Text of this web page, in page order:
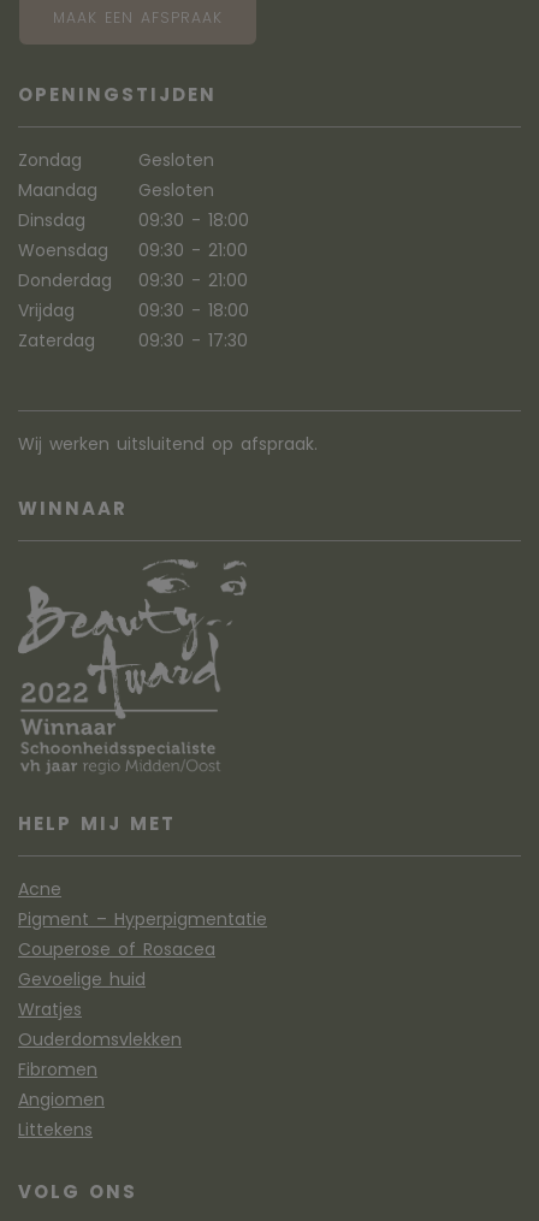
MAAK EEN AFSPRAAK
OPENINGSTIJDEN
Zondag
Gesloten
Maandag
Gesloten
Dinsdag
09:30 - 18:00
Woensdag
09:30 - 21:00
Donderdag
09:30 - 21:00
Vrijdag
09:30 - 18:00
Zaterdag
09:30 - 17:30
Wij werken uitsluitend op afspraak.
WINNAAR
HELP MIJ MET
Acne
Pigment – Hyperpigmentatie
Couperose of Rosacea
Gevoelige huid
Wratjes
Ouderdomsvlekken
Fibromen
Angiomen
Littekens
VOLG ONS